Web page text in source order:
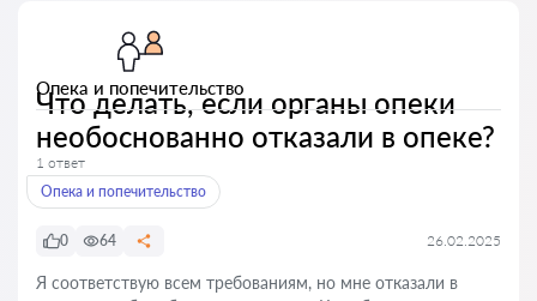
Опека и попечительство
Что делать, если органы опеки
необоснованно отказали в опеке?
1 ответ
Опека и попечительство
0 64 26.02.2025
Я соответствую всем требованиям, но мне отказали в